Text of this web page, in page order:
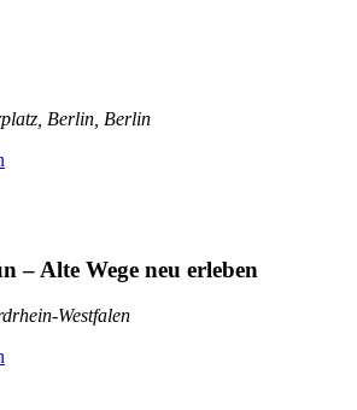
Berlin, Berlin
– Alte Wege neu erleben
Westfalen